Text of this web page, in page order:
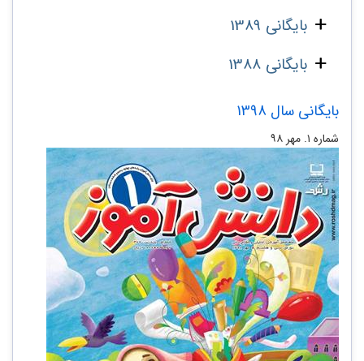
بایگانی 1389
بایگانی 1388
بایگانی سال 1398
شماره ۱. مهر ۹۸